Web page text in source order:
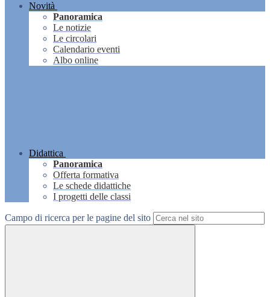
Novità
Panoramica
Le notizie
Le circolari
Calendario eventi
Albo online
Didattica
Panoramica
Offerta formativa
Le schede didattiche
I progetti delle classi
Campo di ricerca per le pagine del sito